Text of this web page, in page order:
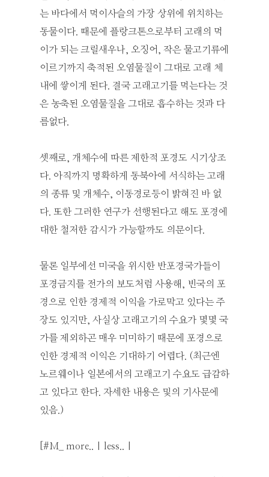
는 바다에서 먹이사슬의 가장 상위에 위치하는
동물이다. 때문에 플랑크톤으로부터 고래의 먹
이가 되는 크릴새우나, 오징어, 작은 물고기류에
이르기까지 축적된 오염물질이 그대로 고래 체
내에 쌓이게 된다. 결국 고래고기를 먹는다는 것
은 농축된 오염물질을 그대로 흡수하는 것과 다
름없다.
셋째로, 개체수에 따른 제한적 포경도 시기상조
다. 아직까지 명확하게 동북아에 서식하는 고래
의 종류 및 개체수, 이동경로등이 밝혀진 바 없
다. 또한 그러한 연구가 선행된다고 해도 포경에
대한 철저한 감시가 가능할까도 의문이다.
물론 일부에선 미국을 위시한 반포경국가들이
포경금지를 전가의 보도처럼 사용해, 빈국의 포
경으로 인한 경제적 이익을 가로막고 있다는 주
장도 있지만, 사실상 고래고기의 수요가 몇몇 국
가를 제외하곤 매우 미미하기 때문에 포경으로
인한 경제적 이익은 기대하기 어렵다. (최근엔
노르웨이나 일본에서의 고래고기 수요도 급감하
고 있다고 한다. 자세한 내용은 및의 기사문에
있음.)
[#M_ more.. | less.. |